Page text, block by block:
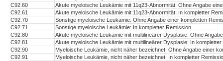
C92.60
Akute myeloische Leukämie mit 11q23-Abnormität: Ohne Angabe
C92.61
Akute myeloische Leukämie mit 11q23-Abnormität: In kompletter
C92.70
Sonstige myeloische Leukämie: Ohne Angabe einer kompletten
C92.71
Sonstige myeloische Leukämie: In kompletter Remission
C92.80
Akute myeloische Leukämie mit multilineärer Dysplasie: Ohne
C92.81
Akute myeloische Leukämie mit multilineärer Dysplasie: In kompletter
C92.90
Myeloische Leukämie, nicht näher bezeichnet: Ohne Angabe einer
C92.91
Myeloische Leukämie, nicht näher bezeichnet: In kompletter